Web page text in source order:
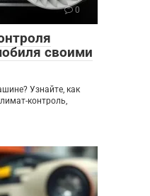
0
своими
Узнайте, как
контроль,